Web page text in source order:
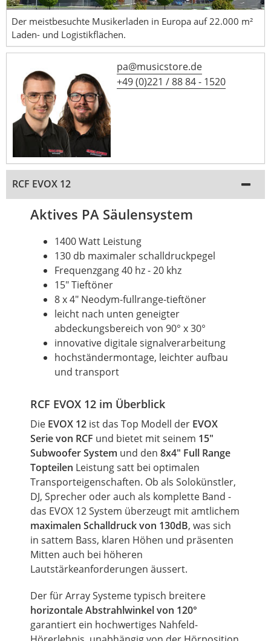
Der meistbesuchte Musikerladen in Europa auf 22.000 m²
Laden- und Logistikflächen.
pa@musicstore.de
+49 (0)221 / 88 84 - 1520
RCF EVOX 12
Aktives PA Säulensystem
1400 Watt Leistung
130 db maximaler schalldruckpegel
Frequenzgang 40 hz - 20 khz
15" Tieftöner
8 x 4" Neodym-fullrange-tieftöner
leicht nach unten geneigter
abdeckungsbereich von 90° x 30°
innovative digitale signalverarbeitung
hochständermontage, leichter aufbau
und transport
RCF EVOX 12 im Überblick
Die EVOX 12 ist das Top Modell der EVOX
Serie von RCF und bietet mit seinem 15"
Subwoofer System und den 8x4" Full Range
Topteilen Leistung satt bei optimalen
Transporteigenschaften. Ob als Solokünstler,
DJ, Sprecher oder auch als komplette Band -
das EVOX 12 System überzeugt mit amtlichem
maximalen Schalldruck von 130dB, was sich
in sattem Bass, klaren Höhen und präsenten
Mitten auch bei höheren
Lautstärkeanforderungen äussert.
Der für Array Systeme typisch breitere
horizontale Abstrahlwinkel von 120°
garantiert ein hochwertiges Nahfeld-